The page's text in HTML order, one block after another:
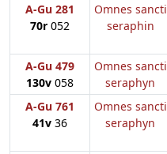
A-Gu 281
70r 052
Omnes sancti
seraphin
A-Gu 479
130v 058
Omnes sancti
seraphyn
A-Gu 761
41v 36
Omnes sancti
seraphyn